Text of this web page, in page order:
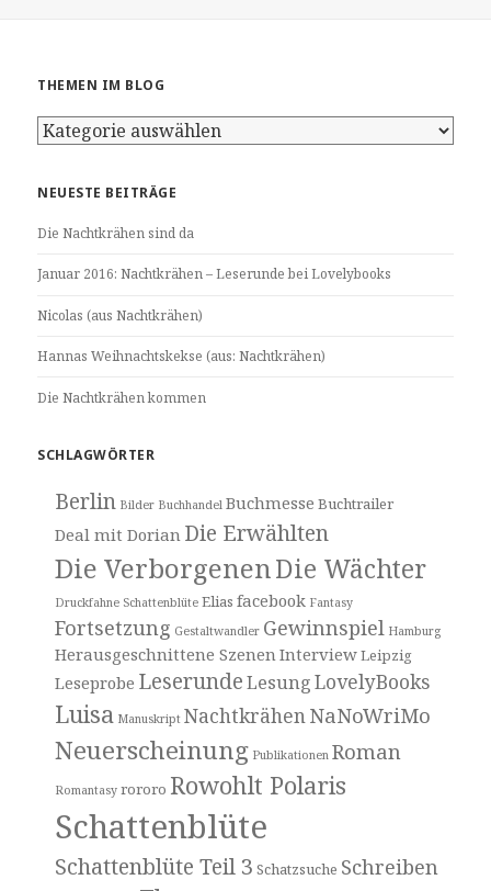
THEMEN IM BLOG
Themen
im
NEUESTE BEITRÄGE
Die Nachtkrähen sind da
Januar 2016: Nachtkrähen – Leserunde bei Lovelybooks
Nicolas (aus Nachtkrähen)
Hannas Weihnachtskekse (aus: Nachtkrähen)
Die Nachtkrähen kommen
SCHLAGWÖRTER
Berlin Bilder Buchhandel Buchmesse Buchtrailer
Deal mit Dorian Die Erwählten
Die VerborgenenDie Wächter
Druckfahne Schattenblüte Elias facebook Fantasy
Fortsetzung Gestaltwandler Gewinnspiel Hamburg
Herausgeschnittene SzenenInterviewLeipzig
Leseprobe Leserunde Lesung LovelyBooks
Luisa Manuskript NachtkrähenNaNoWriMo
Neuerscheinung Publikationen Roman
Romantasy rororo Rowohlt Polaris
Schattenblüte
Schattenblüte Teil 3 Schatzsuche Schreiben